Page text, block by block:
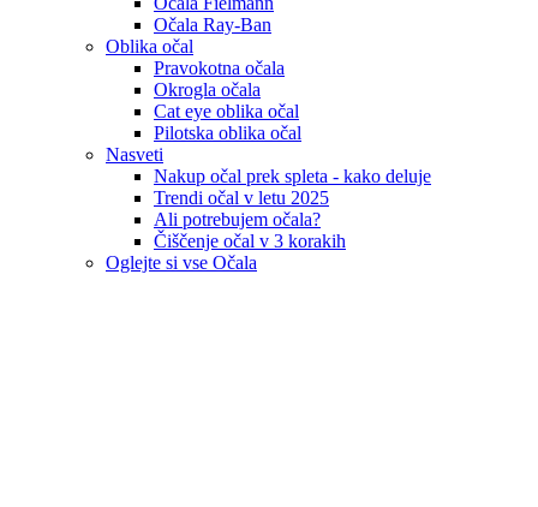
Očala Ray-Ban
Oblika očal
Pravokotna očala
Okrogla očala
Cat eye oblika očal
Pilotska oblika očal
Nasveti
Nakup očal prek spleta - kako deluje
Trendi očal v letu 2025
Ali potrebujem očala?
Čiščenje očal v 3 korakih
Oglejte si vse Očala